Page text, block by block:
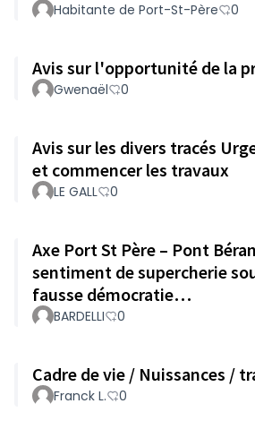
Habitante de Port-St-Père 0
Avis sur l'opportunité de la
Gwenaël 0
Avis sur les divers tracés
et commencer les travaux
LE GALL 0
Axe Port St Père – Pont
sentiment de supercherie
fausse démocratie…
BARDELLI 0
Cadre de vie / Nuissances /
Franck L. 0